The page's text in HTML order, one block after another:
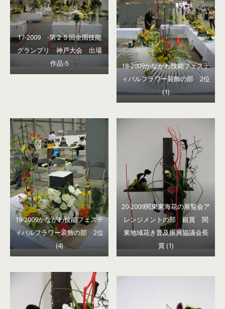
17-2009 -第２５回全国技能
グランプリ 神戸大会 出場
作品-5
18-2009かながわ技能フェステ
ィバルフラワー装飾の部 2位
(1)
19-2009かながわ技能フェステ
ィバルフラワー装飾の部 2位
(4)
20-2009関東東海花の展覧会ア
レンジメントの部 銀賞 関
東地域花き普及振興協議会長
賞 (1)